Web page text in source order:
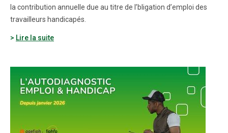
la contribution annuelle due au titre de l’bligation d’emploi des
travailleurs handicapés.
Lire la suite